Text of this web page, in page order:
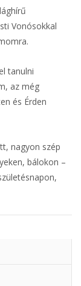
Vonósokkal
tanulni
az még
és Érden
nagyon szép
bálokon –